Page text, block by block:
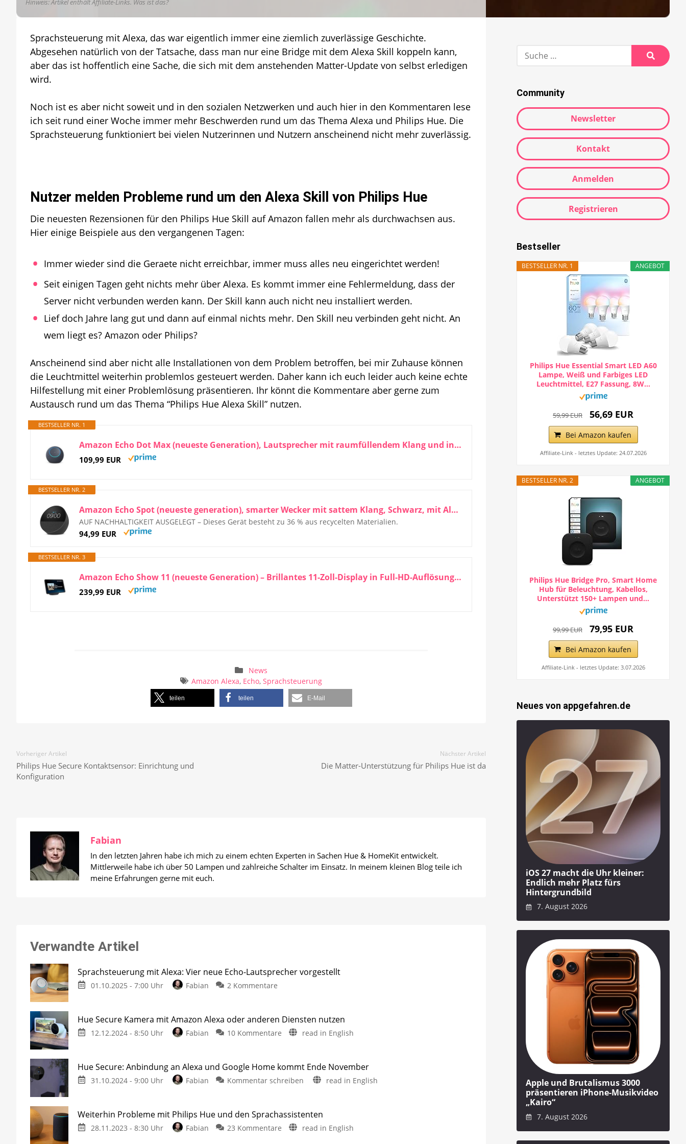
und
mit
Problemen?
Hinweis: Artikel enthält Affiliate-Links. Was ist das?
Sprachsteuerung mit Alexa, das war eigentlich immer eine ziemlich zuverlässige Geschichte.
Abgesehen natürlich von der Tatsache, dass man nur eine Bridge mit dem Alexa Skill koppeln kann,
aber das ist hoffentlich eine Sache, die sich mit dem anstehenden Matter-Update von selbst erledigen
wird.
Noch ist es aber nicht soweit und in den sozialen Netzwerken und auch hier in den Kommentaren lese
ich seit rund einer Woche immer mehr Beschwerden rund um das Thema Alexa und Philips Hue. Die
Sprachsteuerung funktioniert bei vielen Nutzerinnen und Nutzern anscheinend nicht mehr zuverlässig.
Nutzer melden Probleme rund um den Alexa Skill von Philips Hue
Die neuesten Rezensionen für den Philips Hue Skill auf Amazon fallen mehr als durchwachsen aus.
Hier einige Beispiele aus den vergangenen Tagen:
Immer wieder sind die Geraete nicht erreichbar, immer muss alles neu eingerichtet werden!
Seit einigen Tagen geht nichts mehr über Alexa. Es kommt immer eine Fehlermeldung, dass der
Server nicht verbunden werden kann. Der Skill kann auch nicht neu installiert werden.
Lief doch Jahre lang gut und dann auf einmal nichts mehr. Den Skill neu verbinden geht nicht. An
wem liegt es? Amazon oder Philips?
Anscheinend sind aber nicht alle Installationen von dem Problem betroffen, bei mir Zuhause können
die Leuchtmittel weiterhin problemlos gesteuert werden. Daher kann ich euch leider auch keine echte
Hilfestellung mit einer Problemlösung präsentieren. Ihr könnt die Kommentare aber gerne zum
Austausch rund um das Thema “Philips Hue Alexa Skill” nutzen.
BESTSELLER NR. 1
Amazon Echo Dot Max (neueste Generation), Lautsprecher mit raumfüllendem Klang und integriertem...
109,99 EUR
BESTSELLER NR. 2
Amazon Echo Spot (neueste generation), smarter Wecker mit sattem Klang, Schwarz, mit Alexa+ Early...
AUF NACHHALTIGKEIT AUSGELEGT – Dieses Gerät besteht zu 36 % aus recycelten Materialien.
94,99 EUR
BESTSELLER NR. 3
Amazon Echo Show 11 (neueste Generation) – Brillantes 11-Zoll-Display in Full-HD-Auflösung mit...
239,99 EUR
News
Amazon Alexa, Echo, Sprachsteuerung
teilen teilen E-Mail
Vorheriger Artikel
Philips Hue Secure Kontaktsensor: Einrichtung und
Konfiguration
Nächster Artikel
Die Matter-Unterstützung für Philips Hue ist da
Fabian
In den letzten Jahren habe ich mich zu einem echten Experten in Sachen Hue & HomeKit entwickelt.
Mittlerweile habe ich über 50 Lampen und zahlreiche Schalter im Einsatz. In meinem kleinen Blog teile ich
meine Erfahrungen gerne mit euch.
Verwandte Artikel
Sprachsteuerung mit Alexa: Vier neue Echo-Lautsprecher vorgestellt
01.10.2025 - 7:00 Uhr Fabian 2 Kommentare
Alexa:
Vier
neue
vorgestellt
Ab
Ende
Hue Secure Kamera mit Amazon Alexa oder anderen Diensten nutzen
12.12.2024 - 8:50 Uhr Fabian 10 Kommentare zu
Kamera
Amazon
anderen
Diensten
read in English
Hue Secure: Anbindung an Alexa und Google Home kommt Ende November
31.10.2024 - 9:00 Uhr Fabian Kommentar schreiben
zu
Anbindung
Alexa
read in English
Weiterhin Probleme mit Philips Hue und den Sprachassistenten
28.11.2023 - 8:30 Uhr Fabian 23 Kommentare zu
read in English
Suche
Suche
Community
Newsletter
Kontakt
Anmelden
Registrieren
Bestseller
ANGEBOT
BESTSELLER NR. 1
Philips Hue Essential Smart LED A60
Lampe, Weiß und Farbiges LED
Leuchtmittel, E27 Fassung, 8W...
59,99 EUR 56,69 EUR
Bei Amazon kaufen
Affiliate-Link - letztes Update: 24.07.2026
ANGEBOT
BESTSELLER NR. 2
Philips Hue Bridge Pro, Smart Home
Hub für Beleuchtung, Kabellos,
Unterstützt 150+ Lampen und...
99,99 EUR 79,95 EUR
Bei Amazon kaufen
Affiliate-Link - letztes Update: 3.07.2026
Neues von appgefahren.de
iOS 27 macht die Uhr kleiner:
Endlich mehr Platz fürs
Hintergrundbild
7. August 2026
Apple und Brutalismus 3000
präsentieren iPhone-Musikvideo
„Kairo“
7. August 2026